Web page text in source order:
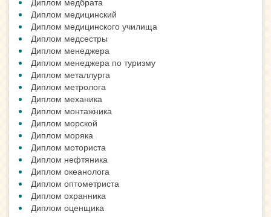
Диплом медицинский
Диплом медицинского училища
Диплом медсестры
Диплом менеджера
Диплом менеджера по туризму
Диплом металлурга
Диплом метролога
Диплом механика
Диплом монтажника
Диплом морской
Диплом моряка
Диплом моториста
Диплом нефтяника
Диплом океанолога
Диплом оптометриста
Диплом охранника
Диплом оценщика